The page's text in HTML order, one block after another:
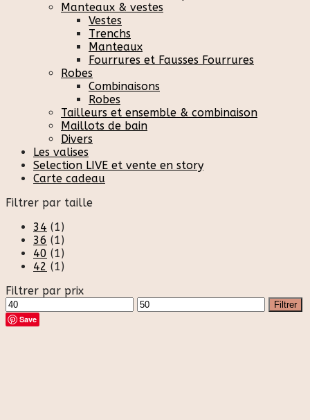
Manteaux & vestes
Vestes
Trenchs
Manteaux
Fourrures et Fausses Fourrures
Robes
Combinaisons
Robes
Tailleurs et ensemble & combinaison
Maillots de bain
Divers
Les valises
Selection LIVE et vente en story
Carte cadeau
Filtrer par taille
34 (1)
36 (1)
40 (1)
42 (1)
Filtrer par prix
Prix
min
Prix
max
Filtrer
Save